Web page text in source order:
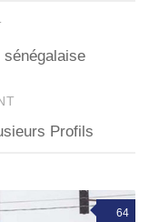
Profils
64